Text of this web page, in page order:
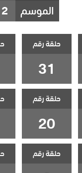
الموسم 2
حلقة رقم
31
حلقة رقم
20
حلقة رقم